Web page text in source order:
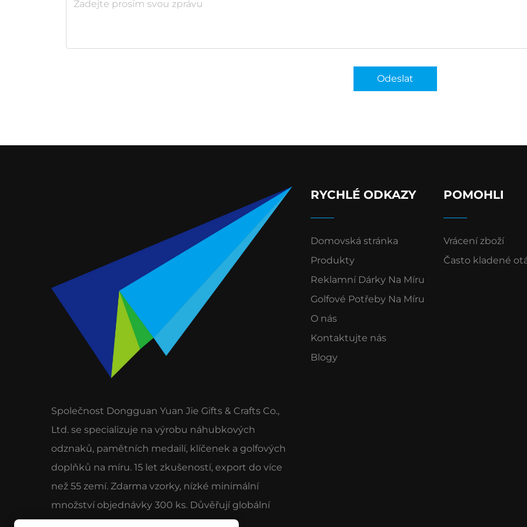
Odeslat
Společnost Dongguan Yuan Jie Gifts & Crafts Co.,
Ltd. se specializuje na výrobu náhubkových
odznaků, pamětních medailí, klíčenek a golfových
doplňků na míru. 15 let zkušeností, export do více
než 55 zemí. Zdarma vzorky, nízké minimální
množství objednávky 300 ks. Důvěřují globální
RYCHLÉ ODKAZY
Domovská stránka
Produkty
Reklamní Dárky Na Míru
Golfové Potřeby Na Míru
O nás
Kontaktujte nás
Blogy
POMOHLI
Vrácení zboží
Často kladené